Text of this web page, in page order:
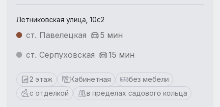
Летниковская улица, 10с2
ст. Павелецкая
5 мин
ст. Серпуховская
15 мин
2 этаж Кабинетная
без мебели
с отделкой
в пределах садового кольца